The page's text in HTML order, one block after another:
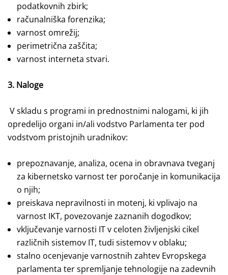
podatkovnih zbirk;
računalniška forenzika;
varnost omrežij;
perimetrična zaščita;
varnost interneta stvari.
3. Naloge
V skladu s programi in prednostnimi nalogami, ki jih
opredelijo organi in/ali vodstvo Parlamenta ter pod
vodstvom pristojnih uradnikov:
prepoznavanje, analiza, ocena in obravnava tveganj
za kibernetsko varnost ter poročanje in komunikacija
o njih;
preiskava nepravilnosti in motenj, ki vplivajo na
varnost IKT, povezovanje zaznanih dogodkov;
vključevanje varnosti IT v celoten življenjski cikel
različnih sistemov IT, tudi sistemov v oblaku;
stalno ocenjevanje varnostnih zahtev Evropskega
parlamenta ter spremljanje tehnologije na zadevnih